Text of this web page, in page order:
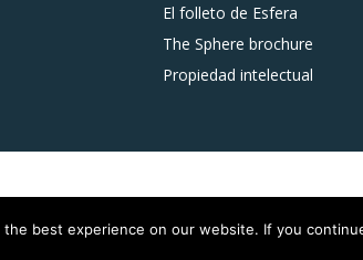
El folleto de Esfera
The Sphere brochure
Propiedad intelectual
best experience on our website. If you